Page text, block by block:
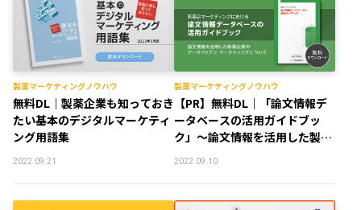
製薬マーケティングノウハウ
無料DL｜製薬企業も知っておき
たい基本のデジタルマーケティ
ング用語集
2022.09.21
製薬マーケティングノウハウ
【PR】無料DL｜「論文情報デ
ータベースの活用ガイドブッ
ク」～論文情報を活用した製薬
企業のデータドリブン・マーケ
2022.09.10